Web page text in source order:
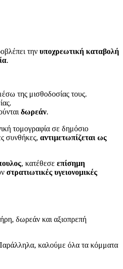
την υποχρεωτική καταβολή
.
της μισθοδοσίας τους.
δωρεάν.
τομογραφία σε δημόσιο
συνθήκες, αντιμετωπίζεται ως
, κατέθεσε επίσημη
στρατιωτικές υγειονομικές
δωρεάν και αξιοπρεπή
καλούμε όλα τα κόμματα